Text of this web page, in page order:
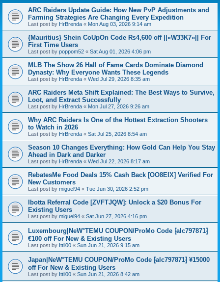
ARC Raiders Update Guide: How New PvP Adjustments and
Farming Strategies Are Changing Every Expedition
Last post by HrBrenda « Mon Aug 03, 2026 9:14 am
{Mauritius} Shein CoUpOn Code ₨4,600 off ||«W33K7»|| For
First Time Users
Last post by poppom52 « Sat Aug 01, 2026 4:06 pm
MLB The Show 26 Hall of Fame Cards Dominate Diamond
Dynasty: Why Everyone Wants These Legends
Last post by HrBrenda « Wed Jul 29, 2026 8:35 am
ARC Raiders Meta Shift Explained: The Best Ways to Survive,
Loot, and Extract Successfully
Last post by HrBrenda « Mon Jul 27, 2026 9:26 am
Why ARC Raiders Is One of the Hottest Extraction Shooters
to Watch in 2026
Last post by HrBrenda « Sat Jul 25, 2026 8:54 am
Season 10 Changes Everything: How Gold Can Help You Stay
Ahead in Dark and Darker
Last post by HrBrenda « Wed Jul 22, 2026 8:17 am
RebatesMe Food Deals 15% Cash Back [OO8EIX] Verified For
New Customers
Last post by miguel94 « Tue Jun 30, 2026 2:52 pm
Ibotta Referral Code [ZVFTJQW]: Unlock a $20 Bonus For
Existing Users
Last post by miguel94 « Sat Jun 27, 2026 4:16 pm
Luxembourg|NeW°TEMU COUPON/ProMo Code ⁅alc797871⁆
€100 off For New & Existing Users
Last post by Ittii00 « Sun Jun 21, 2026 9:15 am
Japan|NeW°TEMU COUPON/ProMo Code ⁅alc797871⁆ ¥15000
off For New & Existing Users
Last post by Ittii00 « Sun Jun 21, 2026 8:42 am